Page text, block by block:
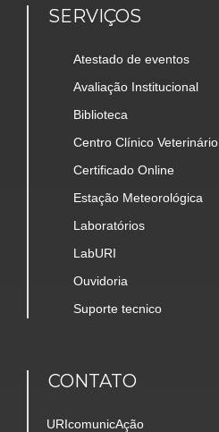
SERVIÇOS
Atestado de eventos
Avaliação Institucional
Biblioteca
Centro Clínico Veterinário
Certificado Online
Estação Meteorológica
Laboratórios
LabURI
Ouvidoria
Suporte tecnico
CONTATO
URIcomunicAção